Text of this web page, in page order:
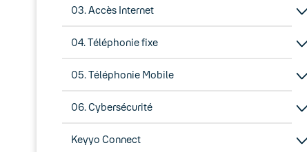
03. Accès Internet
04. Téléphonie fixe
05. Téléphonie Mobile
06. Cybersécurité
Keyyo Connect